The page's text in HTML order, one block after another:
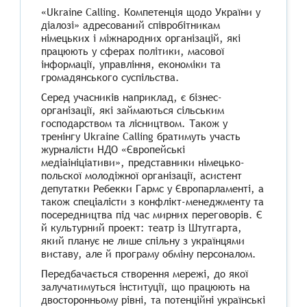
«Ukraine Calling. Компетенція щодо України у
діалозі» адресований співробітникам
німецьких і міжнародних організацій, які
працюють у сферах політики, масової
інформації, управління, економіки та
громадянського суспільства.
Серед учасників наприклад, є бізнес-
організації, які займаються сільським
господарством та лісництвом. Також у
тренінгу Ukraine Calling братимуть участь
журналісти НДО «Європейські
медіаініціативи», представники німецько-
польскої молодіжної організації, асистент
депутатки Ребекки Гармс у Європарламенті, а
також спеціалісти з конфлікт-менеджменту та
посередництва під час мирних переговорів. Є
й культурний проект: театр із Штутгарта,
який планує не лише спільну з українцями
виставу, але й програму обміну персоналом.
Передбачається створення мережі, до якої
залучатимуться інституції, що працюють на
двосторонньому рівні, та потенційні українські